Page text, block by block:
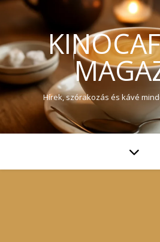
Hírek, szórakozás és kávé